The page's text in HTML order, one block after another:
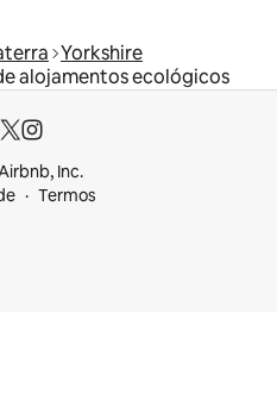
Yorkshire
alojamentos ecológicos
Inc.
Termos